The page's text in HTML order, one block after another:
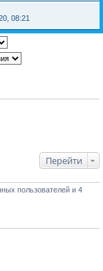
08:21
Перейти
пользователей и 4